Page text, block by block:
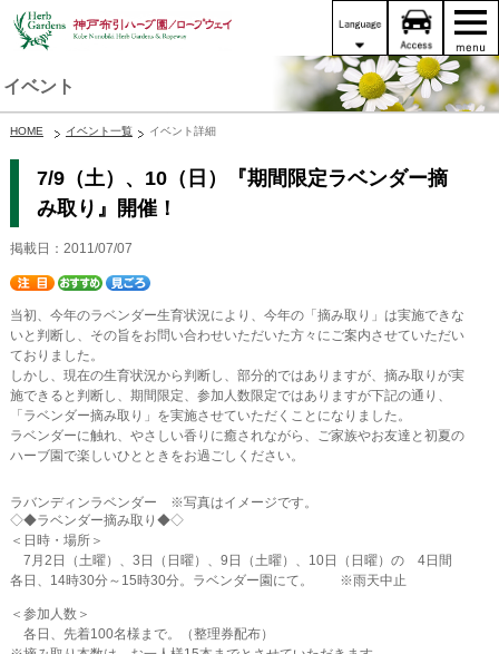
イベント
HOME イベント一覧 イベント詳細
7/9（土）、10（日）『期間限定ラベンダー摘
み取り』開催！
掲載日：2011/07/07
当初、今年のラベンダー生育状況により、今年の「摘み取り」は実施できな
いと判断し、その旨をお問い合わせいただいた方々にご案内させていただい
ておりました。
しかし、現在の生育状況から判断し、部分的ではありますが、摘み取りが実
施できると判断し、期間限定、参加人数限定ではありますが下記の通り、
「ラベンダー摘み取り」を実施させていただくことになりました。
ラベンダーに触れ、やさしい香りに癒されながら、ご家族やお友達と初夏の
ハーブ園で楽しいひとときをお過ごしください。
ラバンディンラベンダー ※写真はイメージです。
◇◆ラベンダー摘み取り◆◇
＜日時・場所＞
7月2日（土曜）、3日（日曜）、9日（土曜）、10日（日曜）の 4日間
各日、14時30分～15時30分。ラベンダー園にて。 ※雨天中止
＜参加人数＞
各日、先着100名様まで。（整理券配布）